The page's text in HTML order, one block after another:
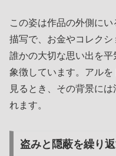
この姿は作品の外側に
描写で、お金やコレクシ
誰かの大切な思い出を
象徴しています。アル
見るとき、その背景に
れます。
盗みと隠蔽を繰り